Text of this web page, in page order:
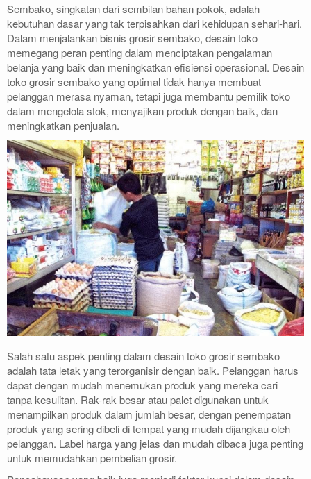
Sembako, singkatan dari sembilan bahan pokok, adalah
kebutuhan dasar yang tak terpisahkan dari kehidupan sehari-hari.
Dalam menjalankan bisnis grosir sembako, desain toko
memegang peran penting dalam menciptakan pengalaman
belanja yang baik dan meningkatkan efisiensi operasional. Desain
toko grosir sembako yang optimal tidak hanya membuat
pelanggan merasa nyaman, tetapi juga membantu pemilik toko
dalam mengelola stok, menyajikan produk dengan baik, dan
meningkatkan penjualan.
Salah satu aspek penting dalam desain toko grosir sembako
adalah tata letak yang terorganisir dengan baik. Pelanggan harus
dapat dengan mudah menemukan produk yang mereka cari
tanpa kesulitan. Rak-rak besar atau palet digunakan untuk
menampilkan produk dalam jumlah besar, dengan penempatan
produk yang sering dibeli di tempat yang mudah dijangkau oleh
pelanggan. Label harga yang jelas dan mudah dibaca juga penting
untuk memudahkan pembelian grosir.